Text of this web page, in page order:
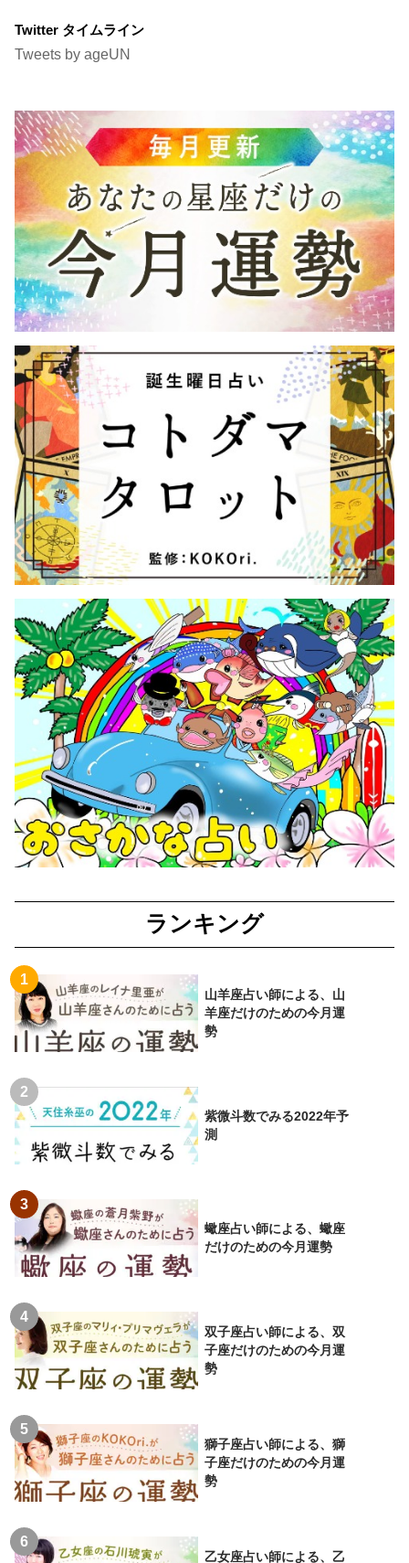
Twitter タイムライン
Tweets by ageUN
ランキング
山羊座占い師による、山
羊座だけのための今月運
勢
紫微斗数でみる2022年予
測
蠍座占い師による、蠍座
だけのための今月運勢
双子座占い師による、双
子座だけのための今月運
勢
獅子座占い師による、獅
子座だけのための今月運
勢
乙女座占い師による、乙